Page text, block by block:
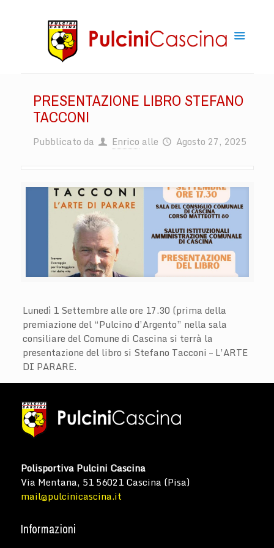
PRESENTAZIONE LIBRO STEFANO
TACCONI
Pubblicato da Enrico alle Agosto 27, 2025
Lunedì 1 Settembre alle ore 17.30 (prima della
premiazione del “Pulcino d’Argento” nella sala
consiliare del Comune di Cascina si terrà la
presentazione del libro si Stefano Tacconi – L’ARTE
DI PARARE.
Polisportiva Pulcini Cascina
Via Mentana, 51 56021 Cascina (Pisa)
mail@pulcinicascina.it
Informazioni